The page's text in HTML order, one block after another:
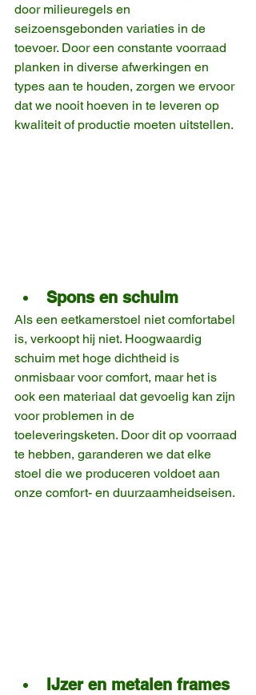
door milieuregels en
seizoensgebonden variaties in de
toevoer. Door een constante voorraad
planken in diverse afwerkingen en
types aan te houden, zorgen we ervoor
dat we nooit hoeven in te leveren op
kwaliteit of productie moeten uitstellen.
Spons en schuim
Als een eetkamerstoel niet comfortabel
is, verkoopt hij niet. Hoogwaardig
schuim met hoge dichtheid is
onmisbaar voor comfort, maar het is
ook een materiaal dat gevoelig kan zijn
voor problemen in de
toeleveringsketen. Door dit op voorraad
te hebben, garanderen we dat elke
stoel die we produceren voldoet aan
onze comfort- en duurzaamheidseisen.
IJzer en metalen frames